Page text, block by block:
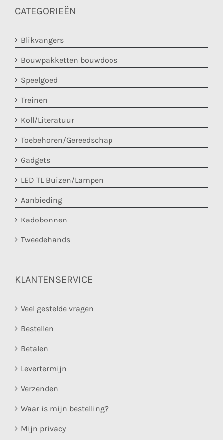
CATEGORIEËN
Blikvangers
Bouwpakketten bouwdoos
Speelgoed
Treinen
Koll/Literatuur
Toebehoren/Gereedschap
Gadgets
LED TL Buizen/Lampen
Aanbieding
Kadobonnen
Tweedehands
KLANTENSERVICE
Veel gestelde vragen
Bestellen
Betalen
Levertermijn
Verzenden
Waar is mijn bestelling?
Mijn privacy